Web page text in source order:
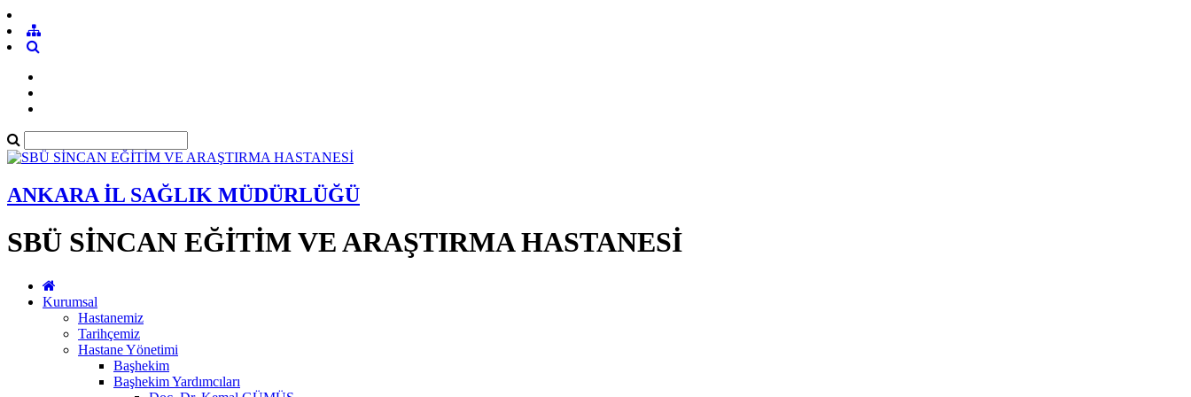
ANKARA İL SAĞLIK MÜDÜRLÜĞÜ
SBÜ SİNCAN EĞİTİM VE ARAŞTIRMA HASTANESİ
Kurumsal
Hastanemiz
Tarihçemiz
Hastane Yönetimi
Başhekim
Başhekim Yardımcıları